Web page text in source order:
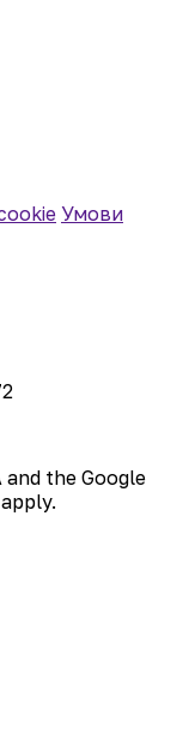
Умови
and the Google
apply.